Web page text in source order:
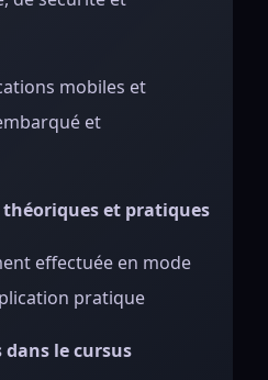
mobiles et
et
et pratiques
effectuée en mode
pratique
le cursus